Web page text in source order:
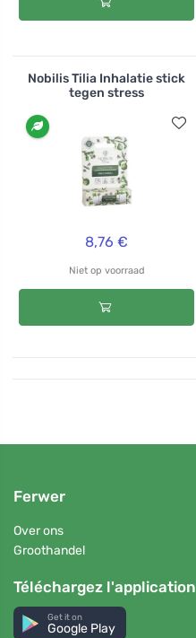
Nobilis Tilia Inhalatie stick
tegen stress
8,76 €
Niet op voorraad
Ferwer
Over ons
Groothandel
Téléchargez l'application
Get it on
Google Play